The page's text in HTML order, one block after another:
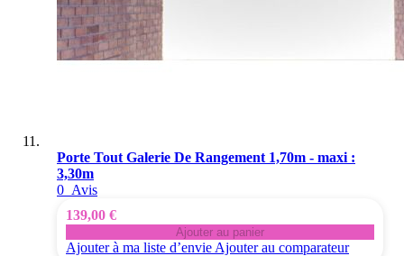
Porte Tout Galerie De Rangement 1,70m - maxi :
3,30m
0 Avis
139,00 €
Ajouter au panier
Ajouter à ma liste d’envie Ajouter au comparateur